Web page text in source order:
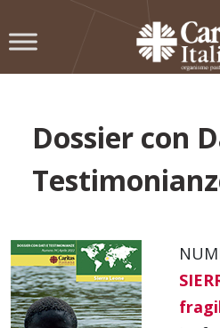
to
Dossier con